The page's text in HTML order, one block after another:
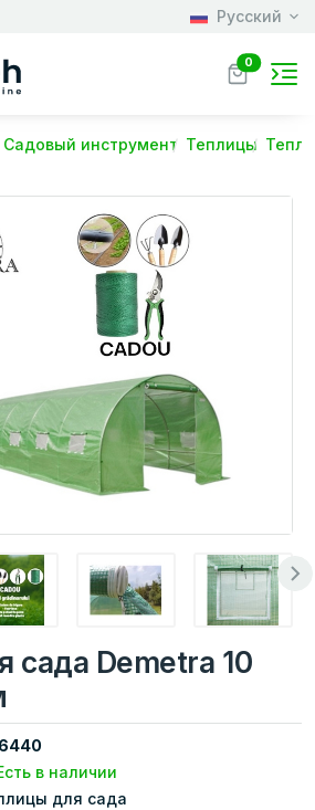
Русский
0
Садовый инструмент Теплицы
сада Demetra 10
в наличии
для сада